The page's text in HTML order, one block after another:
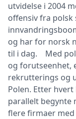
utvidelse i 2004
offensiv fra polsk
og har for norsk
til i dag. Med
og forutseenhet,
rekrutterings og
Polen. Etter
parallelt begynte
flere firmaer